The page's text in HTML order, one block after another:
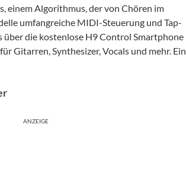
einem Algorithmus, der von Chören im
umfangreiche MIDI-Steuerung und Tap-
über die kostenlose H9 Control Smartphone
Gitarren, Synthesizer, Vocals und mehr. Ein
ANZEIGE